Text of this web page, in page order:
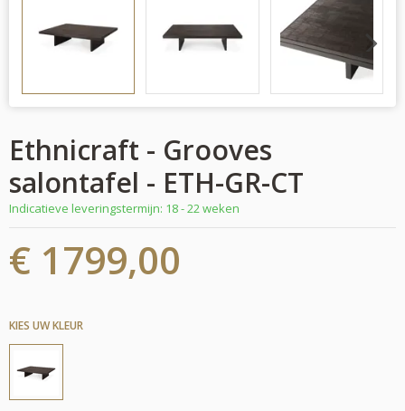
Ethnicraft - Grooves
salontafel - ETH-GR-CT
Indicatieve leveringstermijn: 18 - 22 weken
€ 1799,00
KIES UW KLEUR